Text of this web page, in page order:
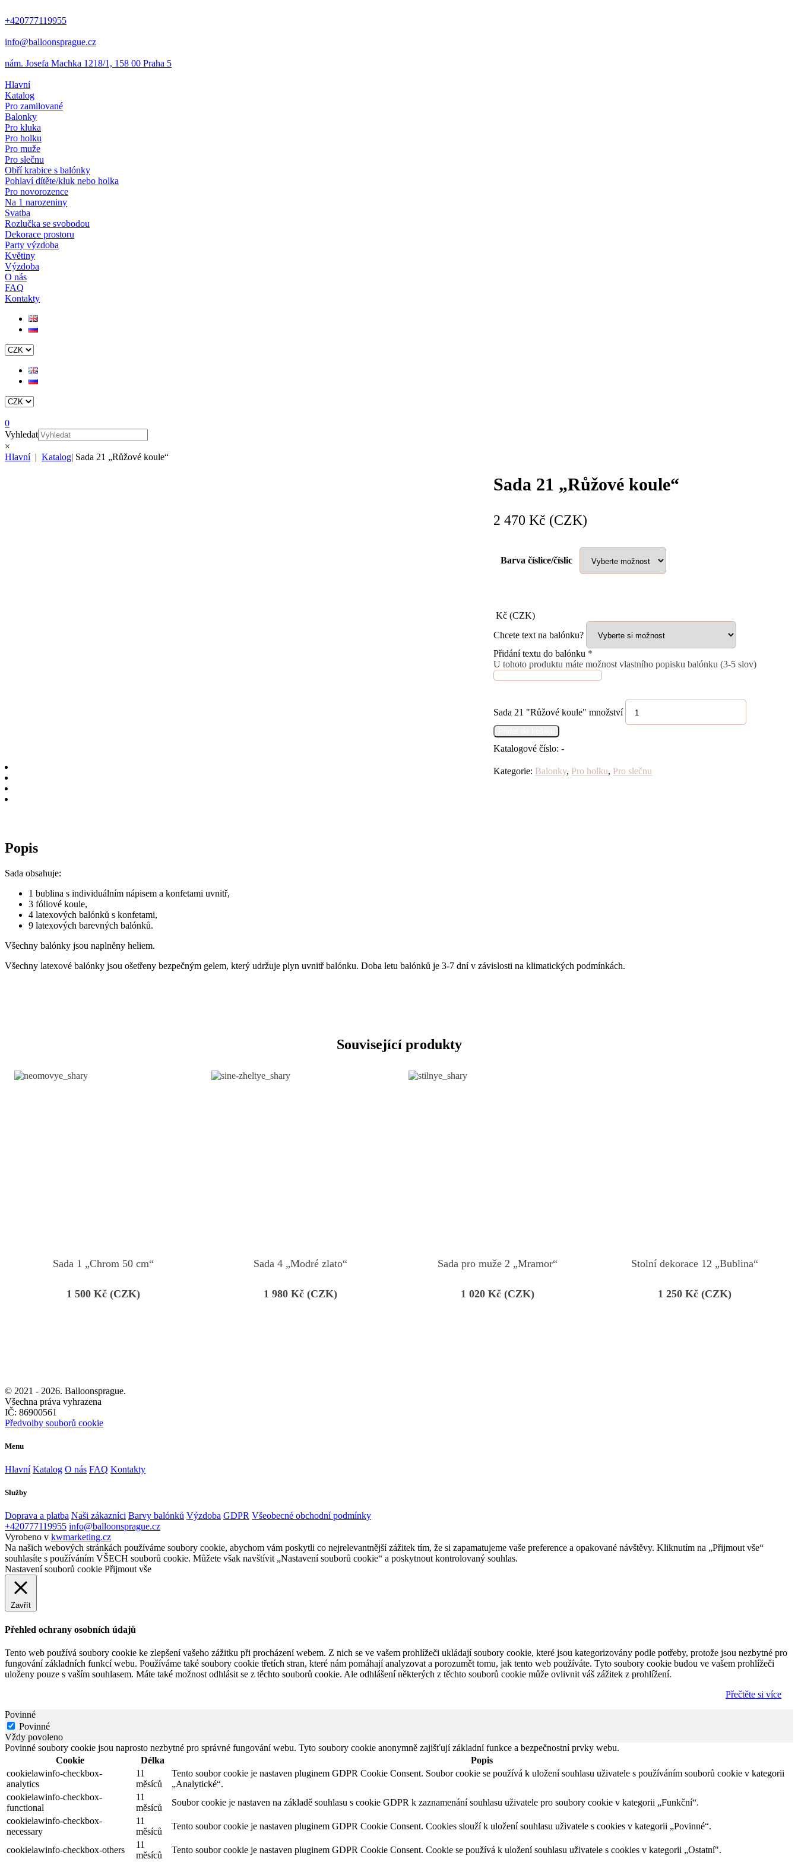
+420777119955
info@balloonsprague.cz
nám. Josefa Machka 1218/1, 158 00 Praha 5
Hlavní
Katalog
Pro zamilované
Balonky
Pro kluka
Pro holku
Pro muže
Pro slečnu
Obří krabice s balónky
Pohlaví dítěte/kluk nebo holka
Pro novorozence
Na 1 narozeniny
Svatba
Rozlučka se svobodou
Dekorace prostoru
Party výzdoba
Květiny
Výzdoba
O nás
FAQ
Kontakty
0
Vyhledat
×
Hlavní | Katalog| Sada 21 „Růžové koule“
Sada 21 „Růžové koule“
2 470Kč (CZK)
Barva číslice/číslic
Kč (CZK)
Chcete text na balónku?
Přidání textu do balónku *
U tohoto produktu máte možnost vlastního popisku balónku (3-5 slov)
Sada 21 "Růžové koule" množství
Katalogové číslo:-
Kategorie: Balonky, Pro holku, Pro slečnu
Popis
Sada obsahuje:
1 bublina s individuálním nápisem a konfetami uvnitř,
3 fóliové koule,
4 latexových balónků s konfetami,
9 latexových barevných balónků.
Všechny balónky jsou naplněny heliem.
Všechny latexové balónky jsou ošetřeny bezpečným gelem, který udržuje plyn uvnitř balónku. Doba letu balónků je 3-7 dní v závislosti na klimatických podmínkách.
Související produkty
Sada 1 „Chrom 50 cm“
1 500 Kč (CZK)
Sada 4 „Modré zlato“
1 980 Kč (CZK)
Sada pro muže 2 „Mramor“
1 020 Kč (CZK)
Stolní dekorace 12 „Bublina“
1 250 Kč (CZK)
© 2021 - 2026. Balloonsprague.
Všechna práva vyhrazena
IČ: 86900561
Předvolby souborů cookie
Menu
Hlavní Katalog O nás FAQ Kontakty
Služby
Doprava a platba Naši zákazníci Barvy balónků Výzdoba GDPR Všeobecné obchodní podmínky
+420777119955 info@balloonsprague.cz
Vyrobeno v kwmarketing.cz
Na našich webových stránkách používáme soubory cookie, abychom vám poskytli co nejrelevantnější zážitek tím, že si zapamatujeme vaše preference a opakované návštěvy. Kliknutím na „Přijmout vše“
souhlasíte s používáním VŠECH souborů cookie. Můžete však navštívit „Nastavení souborů cookie“ a poskytnout kontrolovaný souhlas.
Nastavení souborů cookie Přijmout vše
Zavřít
Přehled ochrany osobních údajů
Tento web používá soubory cookie ke zlepšení vašeho zážitku při procházení webem. Z nich se ve vašem prohlížeči ukládají soubory cookie, které jsou kategorizovány podle potřeby, protože jsou nezbytné pro
fungování základních funkcí webu. Používáme také soubory cookie třetích stran, které nám pomáhají analyzovat a porozumět tomu, jak tento web používáte. Tyto soubory cookie budou ve vašem prohlížeči
uloženy pouze s vaším souhlasem. Máte také možnost odhlásit se z těchto souborů cookie. Ale odhlášení některých z těchto souborů cookie může ovlivnit váš zážitek z prohlížení.
Přečtěte si více
Povinné
Povinné
Vždy povoleno
Povinné soubory cookie jsou naprosto nezbytné pro správné fungování webu. Tyto soubory cookie anonymně zajišťují základní funkce a bezpečnostní prvky webu.
Cookie
Délka
Popis
cookielawinfo-checkbox-
analytics
11
měsíců
Tento soubor cookie je nastaven pluginem GDPR Cookie Consent. Soubor cookie se používá k uložení souhlasu uživatele s používáním souborů cookie v kategorii
„Analytické“.
cookielawinfo-checkbox-
functional
11
měsíců
Soubor cookie je nastaven na základě souhlasu s cookie GDPR k zaznamenání souhlasu uživatele pro soubory cookie v kategorii „Funkční“.
cookielawinfo-checkbox-
necessary
11
měsíců
Tento soubor cookie je nastaven pluginem GDPR Cookie Consent. Cookies slouží k uložení souhlasu uživatele s cookies v kategorii „Povinné“.
cookielawinfo-checkbox-others
11
měsíců
Tento soubor cookie je nastaven pluginem GDPR Cookie Consent. Cookie se používá k uložení souhlasu uživatele s cookies v kategorii „Ostatní".